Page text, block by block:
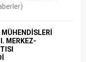
MERKEZ-